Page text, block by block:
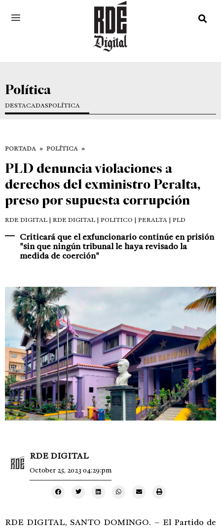
Política
DESTACADASPOLÍTICA
PORTADA » POLÍTICA »
PLD denuncia violaciones a
derechos del exministro Peralta,
preso por supuesta corrupción
RDE DIGITAL | RDE DIGITAL | POLITICO | PERALTA | PLD
Criticará que el exfuncionario continúe en prisión
"sin que ningún tribunal le haya revisado la
medida de coerción"
RDE DIGITAL
October 25, 2023 04:29:pm
RDE DIGITAL, SANTO DOMINGO. – El Partido de